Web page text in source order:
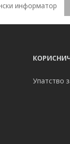
информатор
Упатство